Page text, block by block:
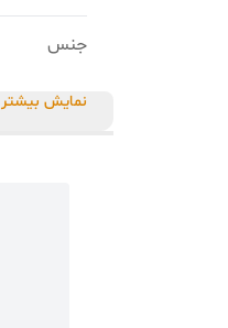
جنس
نمایش بیشتر